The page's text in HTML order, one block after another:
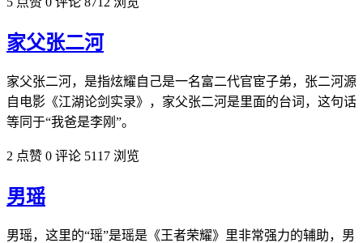
家父张二河
家父张二河，是指炫耀自己是一名富二代官宦子弟，张二河源
自电影《江湖论剑实录》，家父张二河是里面的台词，这句话
等同于“我爸是李刚”。
2 点赞 0 评论 5117 浏览
男瑶
男瑶，这里的“瑶”是瑶是《王者荣耀》里非常强力的辅助，男